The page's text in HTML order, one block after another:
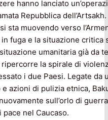
hanno lanciato
Repubblica
sta muovendo verso
fuga e la situazione critica
umanitaria già da
la spirale di
i due Paesi. Legate da
azioni di pulizia etnica,
sull’orlo di guerra
nel Caucaso.